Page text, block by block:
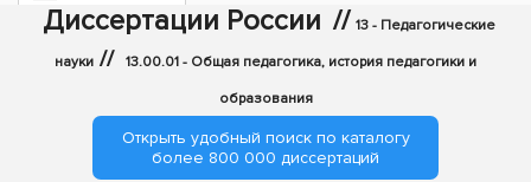
Диссертации России // 13 - Педагогические
науки // 13.00.01 - Общая педагогика, история педагогики и
образования
Открыть удобный поиск по каталогу
более 800 000 диссертаций